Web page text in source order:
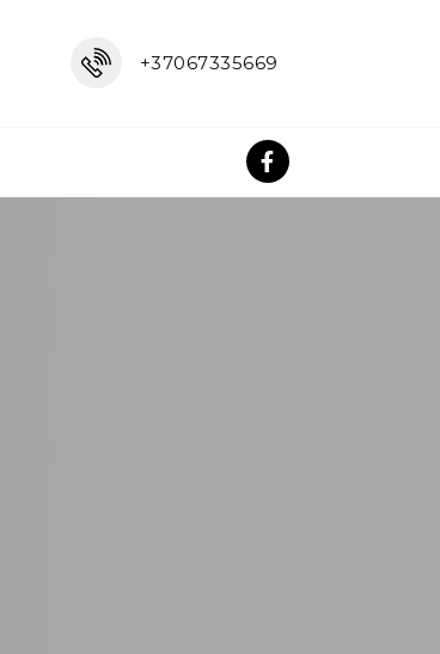
+37067335669